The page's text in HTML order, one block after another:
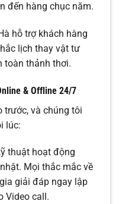
đến hàng chục năm.
hỗ trợ khách hàng
lịch thay vật tư
toàn thảnh thơi.
& Offline 24/7
trước, và chúng tôi
lúc:
thuật hoạt động
Mọi thắc mắc về
giải đáp ngay lập
Video call.